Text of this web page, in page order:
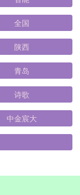
全国
陕西
青岛
诗歌
中金宸大